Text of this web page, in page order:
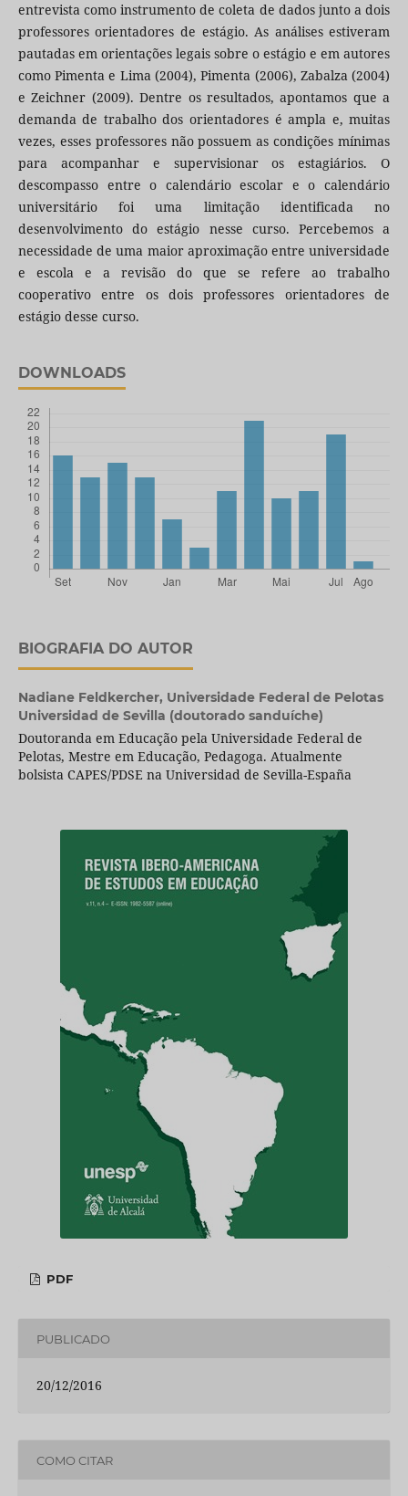
entrevista como instrumento de coleta de dados junto a dois
professores orientadores de estágio. As análises estiveram
pautadas em orientações legais sobre o estágio e em autores
como Pimenta e Lima (2004), Pimenta (2006), Zabalza (2004)
e Zeichner (2009). Dentre os resultados, apontamos que a
demanda de trabalho dos orientadores é ampla e, muitas
vezes, esses professores não possuem as condições mínimas
para acompanhar e supervisionar os estagiários. O
descompasso entre o calendário escolar e o calendário
universitário foi uma limitação identificada no
desenvolvimento do estágio nesse curso. Percebemos a
necessidade de uma maior aproximação entre universidade
e escola e a revisão do que se refere ao trabalho
cooperativo entre os dois professores orientadores de
estágio desse curso.
DOWNLOADS
BIOGRAFIA DO AUTOR
Nadiane Feldkercher, Universidade Federal de Pelotas
Universidad de Sevilla (doutorado sanduíche)
Doutoranda em Educação pela Universidade Federal de
Pelotas, Mestre em Educação, Pedagoga. Atualmente
bolsista CAPES/PDSE na Universidad de Sevilla-España
PDF
PUBLICADO
20/12/2016
COMO CITAR